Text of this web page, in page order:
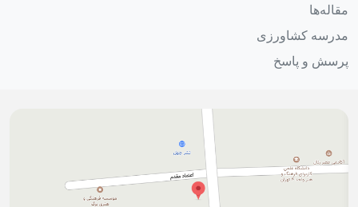
مقاله‌ها
مدرسه کشاورزی
پرسش و پاسخ